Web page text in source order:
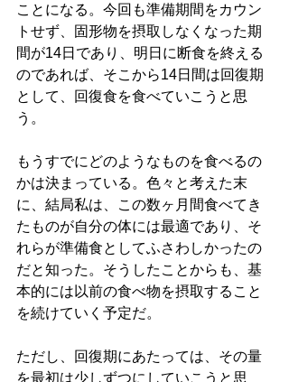
ことになる。今回も準備期間をカウン
トせず、固形物を摂取しなくなった期
間が14日であり、明日に断食を終える
のであれば、そこから14日間は回復期
として、回復食を食べていこうと思
う。
もうすでにどのようなものを食べるの
かは決まっている。色々と考えた末
に、結局私は、この数ヶ月間食べてき
たものが自分の体には最適であり、そ
れらが準備食としてふさわしかったの
だと知った。そうしたことからも、基
本的には以前の食べ物を摂取すること
を続けていく予定だ。
ただし、回復期にあたっては、その量
を最初は少しずつにしていこうと思